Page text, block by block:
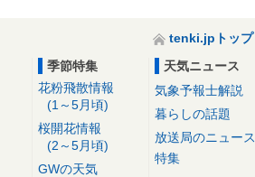
tenki.jpトップ
季節特集
花粉飛散情報
(1～5月頃)
桜開花情報
(2～5月頃)
GWの天気
天気ニュース
気象予報士解説
暮らしの話題
放送局のニュース
特集